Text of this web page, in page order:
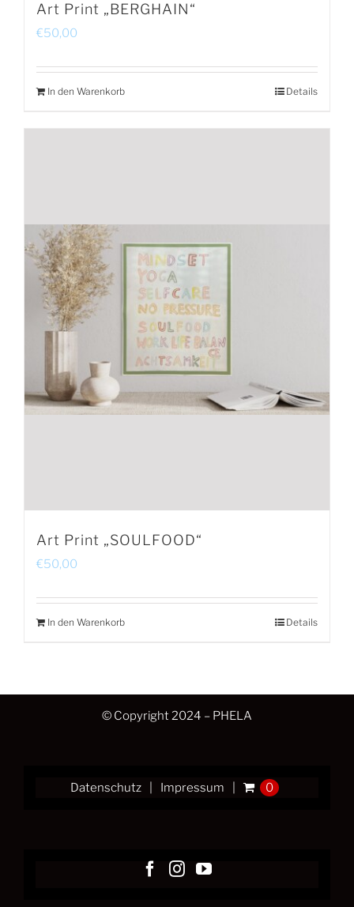
Art Print „BERGHAIN“
€50,00
In den Warenkorb Details
Art Print „SOULFOOD“
€50,00
In den Warenkorb Details
© Copyright 2024 – PHELA
Datenschutz Impressum 0